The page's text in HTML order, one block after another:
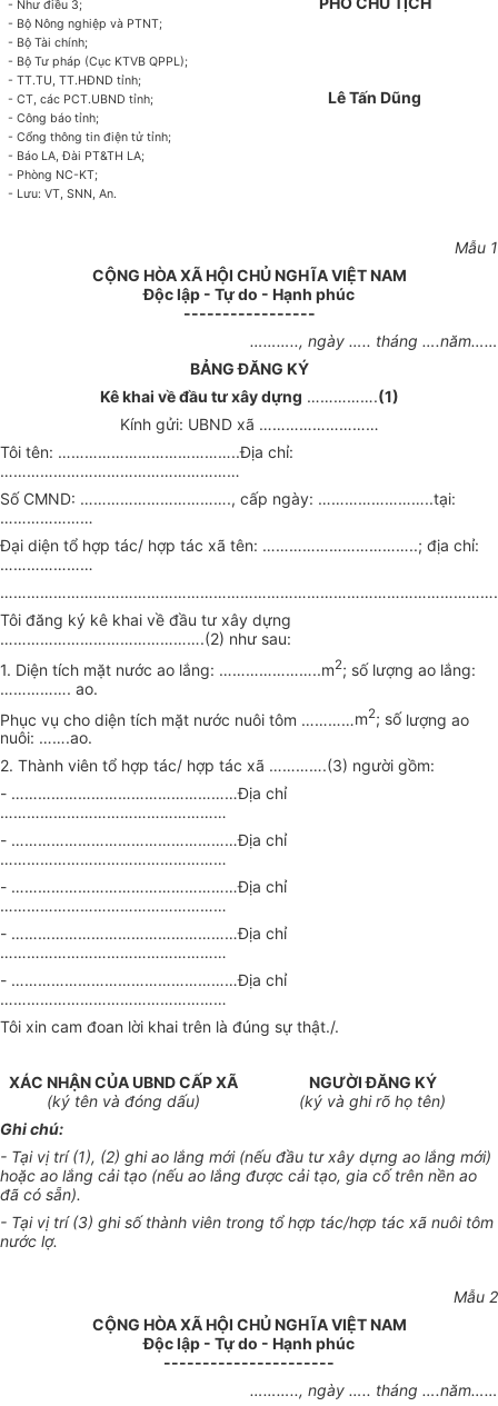
- Như điều 3;
- Bộ Nông nghiệp và PTNT;
- Bộ Tài chính;
- Bộ Tư pháp (Cục KTVB QPPL);
- TT.TU, TT.HĐND tỉnh;
- CT, các PCT.UBND tỉnh;
- Công báo tỉnh;
- Cổng thông tin điện tử tỉnh;
- Báo LA, Đài PT&TH LA;
- Phòng NC-KT;
- Lưu: VT, SNN, An.
Lê Tấn Dũng
Mẫu 1
CỘNG HÒA XÃ HỘI CHỦ NGHĨA VIỆT NAM
Độc lập - Tự do - Hạnh phúc
-----------------
……….., ngày ….. tháng ….năm……
BẢNG ĐĂNG KÝ
Kê khai về đầu tư xây dựng …………….(1)
Kính gửi: UBND xã ………………………
Tôi tên: …………………………………..Địa chỉ:
………………………………………………
Số CMND: ……………………………., cấp ngày: ……………………..tại:
…………………
Đại diện tổ hợp tác/ hợp tác xã tên: ……………………………..; địa chỉ:
…………………
Tôi đăng ký kê khai về đầu tư xây dựng
……………………………………….(2) như sau:
1. Diện tích mặt nước ao lắng: …………………..m2; số lượng ao lắng:
……………. ao.
Phục vụ cho diện tích mặt nước nuôi tôm …………m2; số lượng ao
nuôi: …….ao.
2. Thành viên tổ hợp tác/ hợp tác xã ………….(3) người gồm:
- ……………………………………………Địa chỉ
……………………………………………
- ……………………………………………Địa chỉ
……………………………………………
- ……………………………………………Địa chỉ
……………………………………………
- ……………………………………………Địa chỉ
……………………………………………
- ……………………………………………Địa chỉ
……………………………………………
Tôi xin cam đoan lời khai trên là đúng sự thật./.
XÁC NHẬN CỦA UBND CẤP XÃ
(ký tên và đóng dấu)
NGƯỜI ĐĂNG KÝ
(ký và ghi rõ họ tên)
Ghi chú:
- Tại vị trí (1), (2) ghi ao lắng mới (nếu đầu tư xây dựng ao lắng mới)
hoặc ao lắng cải tạo (nếu ao lắng được cải tạo, gia cố trên nền ao
đã có sẵn).
- Tại vị trí (3) ghi số thành viên trong tổ hợp tác/hợp tác xã nuôi tôm
nước lợ.
Mẫu 2
CỘNG HÒA XÃ HỘI CHỦ NGHĨA VIỆT NAM
Độc lập - Tự do - Hạnh phúc
----------------------
……….., ngày ….. tháng ….năm……